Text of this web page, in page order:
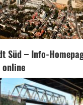
Süd – Info-
online